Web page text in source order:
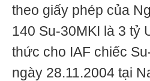
theo giấy phép của
140 Su-30MKI là 3 tỷ
thức cho IAF chiếc
ngày 28.11.2004 tại